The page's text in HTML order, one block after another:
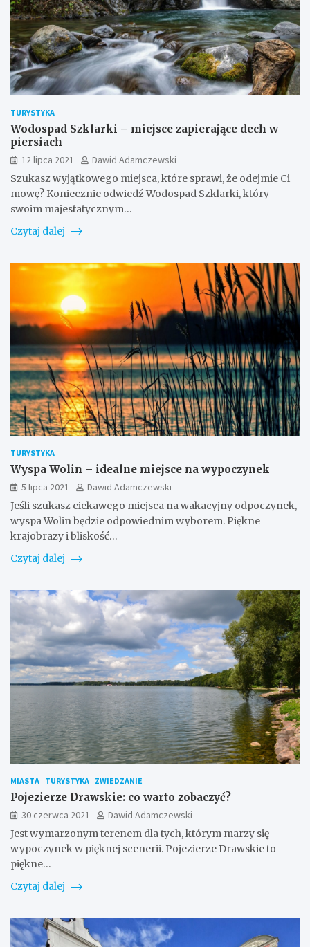
TURYSTYKA
Wodospad Szklarki – miejsce zapierające dech w
piersiach
12 lipca 2021
Dawid Adamczewski
Szukasz wyjątkowego miejsca, które sprawi, że odejmie Ci
mowę? Koniecznie odwiedź Wodospad Szklarki, który
swoim majestatycznym…
Czytaj dalej
TURYSTYKA
Wyspa Wolin – idealne miejsce na wypoczynek
5 lipca 2021
Dawid Adamczewski
Jeśli szukasz ciekawego miejsca na wakacyjny odpoczynek,
wyspa Wolin będzie odpowiednim wyborem. Piękne
krajobrazy i bliskość…
Czytaj dalej
MIASTA TURYSTYKA ZWIEDZANIE
Pojezierze Drawskie: co warto zobaczyć?
30 czerwca 2021
Dawid Adamczewski
Jest wymarzonym terenem dla tych, którym marzy się
wypoczynek w pięknej scenerii. Pojezierze Drawskie to
piękne…
Czytaj dalej